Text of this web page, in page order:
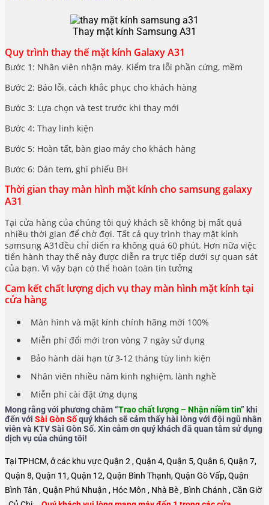
Thay mặt kính Samsung A31
Quy trình thay thế mặt kính Galaxy A31
Bước 1: Nhân viên nhận máy. Kiểm tra lỗi phần cứng, mềm
Bước 2: Báo lỗi, cách khắc phục cho khách hàng
Bước 3: Lựa chọn và test trước khi thay mới
Bước 4: Thay linh kiện
Bước 5: Hoàn tất, bàn giao máy cho khách hàng
Bước 6: Dán tem, ghi phiếu BH
Thời gian thay màn hình mặt kính cho samsung galaxy
A31
Tại cửa hàng của chúng tôi quý khách sẽ không bị mất quá
nhiều thời gian để chờ đợi. Tất cả quy trình thay mặt kính
samsung A31đều chỉ diển ra không quá 60 phút. Hơn nữa việc
tiến hành thay thế này được diễn ra trực tiếp dưới sự quan sát
của bạn. Vì vậy bạn có thể hoàn toàn tin tưởng
Cam kết chất lượng dịch vụ thay màn hình mặt kính tại
cửa hàng
Màn hình và mặt kính chính hãng mới 100%
Miễn phí đổi mới tron vòng 7 ngày sử dụng
Bảo hành dài hạn từ 3-12 tháng tùy linh kiện
Nhân viên nhiều năm kinh nghiệm, lành nghề
Miễn phí cài đặt ứng dụng
Mong rằng với phương châm “Trao chất lượng – Nhận niềm tin” khi
đến với Sài Gòn Sốquý khách sẽ cảm thấy hài lòng với đội ngũ nhân
viên và KTV Sài Gòn Số. Xin cảm ơn quý khách đã quan tâm sử dụng
dịch vụ của chúng tôi!
Tại TPHCM, ở các khu vực Quận 2 , Quận 4, Quận 5, Quận 6, Quận 7,
Quận 8, Quận 11, Quận 12, Quận Bình Thạnh, Quận Gò Vấp, Quận
Bình Tân , Quận Phú Nhuận , Hóc Môn , Nhà Bè , Bình Chánh , Cần Giờ